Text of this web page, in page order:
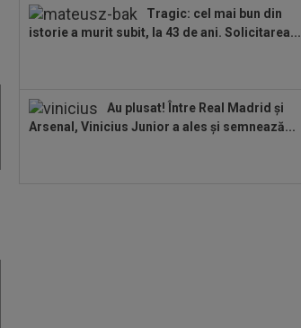
Tragic: cel mai bun din
istorie a murit subit, la 43 de ani. Solicitarea...
Au plusat! Între Real Madrid și
Arsenal, Vinicius Junior a ales și semnează...